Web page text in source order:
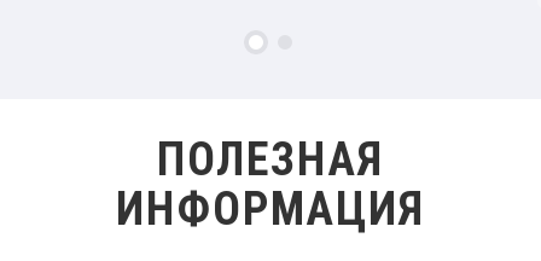
ПОЛЕЗНАЯ
ИНФОРМАЦИЯ